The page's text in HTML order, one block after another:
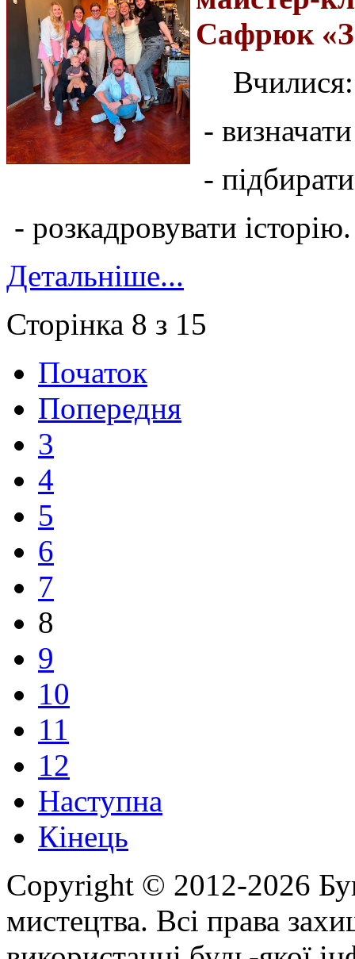
Сафрюк
Вчилися:
-
-
- розкадровувати історію.
Детальніше...
Сторінка 8 з 15
Початок
Попередня
3
4
5
6
7
8
9
10
11
12
Наступна
Кінець
Copyright © 2012-2026
мистецтва. Всі права